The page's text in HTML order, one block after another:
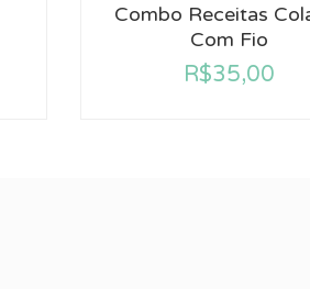
Combo Receitas
Com Fio
R$35,00